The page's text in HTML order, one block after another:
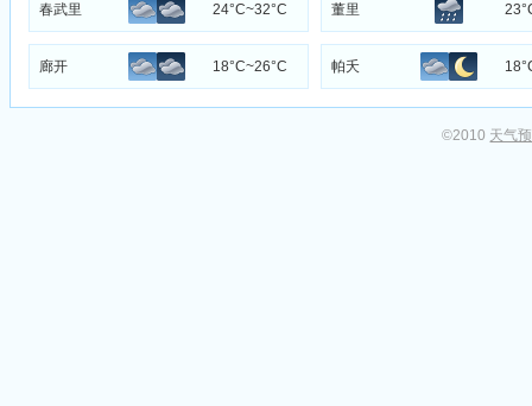
春武里 24°C~32°C 董里
廊开 18°C~26°C 帕夭
©2010 天气